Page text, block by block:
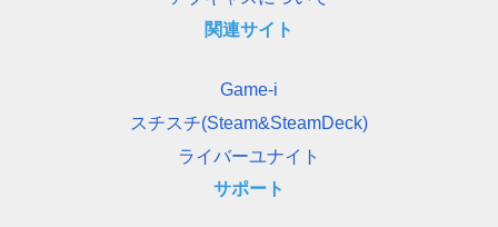
関連サイト
Game-i
スチスチ(Steam&SteamDeck)
ライバーユナイト
サポート